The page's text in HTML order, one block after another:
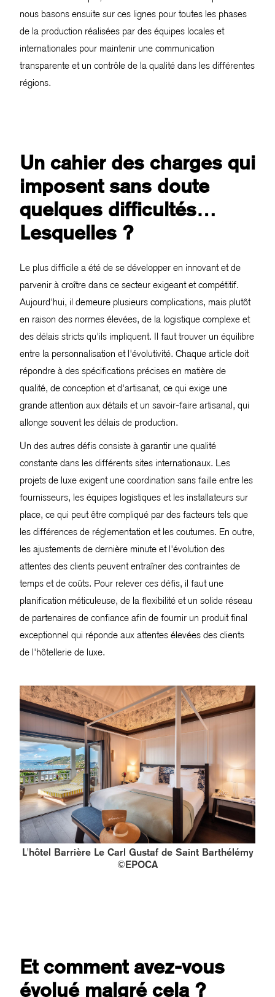
nous basons ensuite sur ces lignes pour toutes les phases
de la production réalisées par des équipes locales et
internationales pour maintenir une communication
transparente et un contrôle de la qualité dans les différentes
régions.
Un cahier des charges qui
imposent sans doute
quelques difficultés…
Lesquelles ?
Le plus difficile a été de se développer en innovant et de
parvenir à croître dans ce secteur exigeant et compétitif.
Aujourd'hui, il demeure plusieurs complications, mais plutôt
en raison des normes élevées, de la logistique complexe et
des délais stricts qu'ils impliquent. Il faut trouver un équilibre
entre la personnalisation et l'évolutivité. Chaque article doit
répondre à des spécifications précises en matière de
qualité, de conception et d'artisanat, ce qui exige une
grande attention aux détails et un savoir-faire artisanal, qui
allonge souvent les délais de production.
Un des autres défis consiste à garantir une qualité
constante dans les différents sites internationaux. Les
projets de luxe exigent une coordination sans faille entre les
fournisseurs, les équipes logistiques et les installateurs sur
place, ce qui peut être compliqué par des facteurs tels que
les différences de réglementation et les coutumes. En outre,
les ajustements de dernière minute et l'évolution des
attentes des clients peuvent entraîner des contraintes de
temps et de coûts. Pour relever ces défis, il faut une
planification méticuleuse, de la flexibilité et un solide réseau
de partenaires de confiance afin de fournir un produit final
exceptionnel qui réponde aux attentes élevées des clients
de l'hôtellerie de luxe.
L'hôtel Barrière Le Carl Gustaf de Saint Barthélémy
©EPOCA
Et comment avez-vous
évolué malgré cela ?